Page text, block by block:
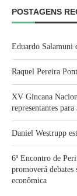
POSTAGENS
Eduardo Salamuni
Raquel Pereira
XV Gincana
representantes
Daniel Westrupp
6º Encontro de
promoverá debates
econômica